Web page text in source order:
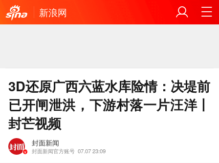
新浪网
3D还原广西六蓝水库险情：决堤前
已开闸泄洪，下游村落一片汪洋丨
封芒视频
封面新闻
封面新闻官方账号 07.07 23:09